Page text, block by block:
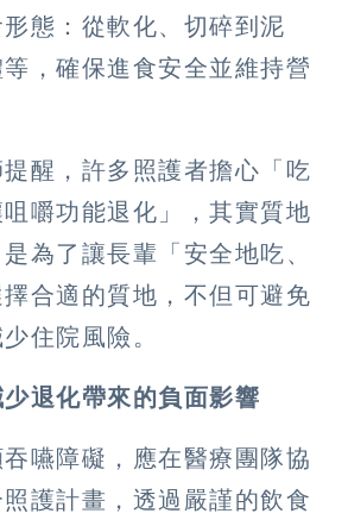
態：從軟化、切碎到泥
，確保進食安全並維持營
醒，許多照護者擔心「吃
嚼功能退化」，其實質地
為了讓長輩「安全地吃、
合適的質地，不但可避免
住院風險。
退化帶來的負面影響
嚥障礙，應在醫療團隊協
護計畫，透過嚴謹的飲食